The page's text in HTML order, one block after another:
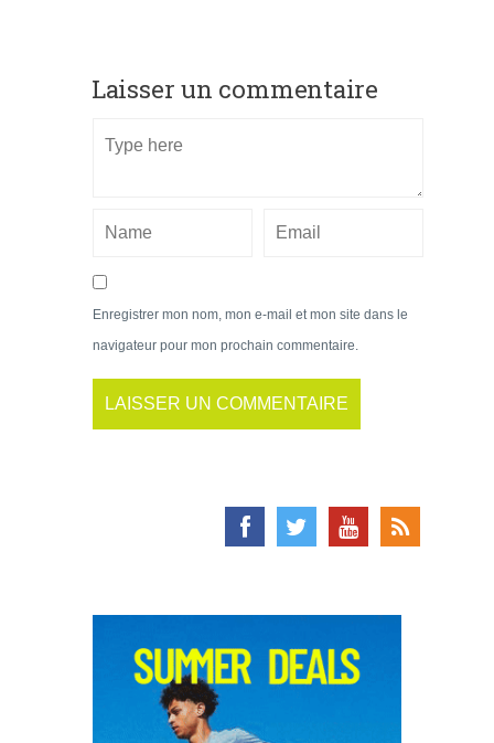
Laisser un commentaire
Enregistrer mon nom, mon e-mail et mon site dans le
navigateur pour mon prochain commentaire.